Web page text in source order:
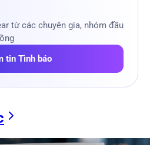
từ các chuyên gia, nhóm đầu
tin Tình báo